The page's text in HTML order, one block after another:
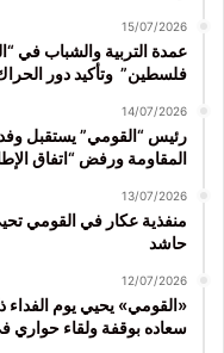
15/07/2026
عمدة التربية والشباب في
فلسطين” وتأكيد دور
14/07/2026
رئيس “القومي” يستقبل
المقاومة ورفض “اتفاق
13/07/2026
حاشد
12/07/2026
«القومي» يحيي يوم
سعاده بوقفة ولقاء حواري